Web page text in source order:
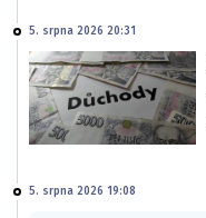
5. srpna 2026 20:31
5. srpna 2026 19:08